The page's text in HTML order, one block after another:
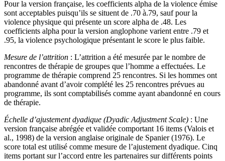
Pour la version française, les coefficients alpha de la violence émise
sont acceptables puisqu’ils se situent de .70 à.79, sauf pour la
violence physique qui présente un score alpha de .48. Les
coefficients alpha pour la version anglophone varient entre .79 et
.95, la violence psychologique présentant le score le plus faible.
Mesure de l’attrition : L’attrition a été mesurée par le nombre de
rencontres de thérapie de groupes que l’homme a effectuées. Le
programme de thérapie comprend 25 rencontres. Si les hommes ont
abandonné avant d’avoir complété les 25 rencontres prévues au
programme, ils sont comptabilisés comme ayant abandonné en cours
de thérapie.
Échelle d’ajustement dyadique (Dyadic Adjustment Scale) : Une
version française abrégée et validée comportant 16 items (Valois et
al., 1998) de la version anglaise originale de Spanier (1976). Le
score total est utilisé comme mesure de l’ajustement dyadique. Cinq
items portant sur l’accord entre les partenaires sur différents points